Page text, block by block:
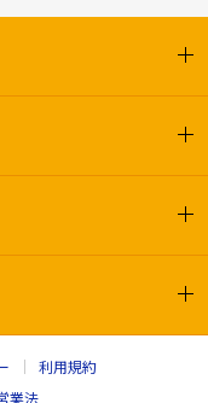
利用規約
業法